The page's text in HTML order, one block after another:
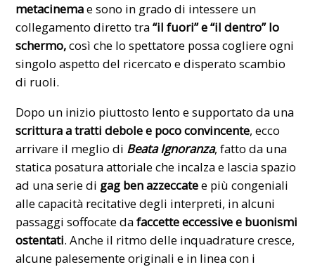
metacinemae sono in grado di intessere un
collegamento diretto tra“il fuori” e “il dentro” lo
schermo,così che lo spettatore possa cogliere ogni
singolo aspetto del ricercato e disperato scambio
di ruoli.
Dopo un inizio piuttosto lento e supportato da una
scrittura a tratti debole e poco convincente, ecco
arrivare il meglio di Beata Ignoranza, fatto da una
statica posatura attoriale che incalza e lascia spazio
ad una serie di gag ben azzeccatee più congeniali
alle capacità recitative degli interpreti, in alcuni
passaggi soffocate dafaccette eccessive e buonismi
ostentati. Anche il ritmo delle inquadrature cresce,
alcune palesemente originali e in linea con i